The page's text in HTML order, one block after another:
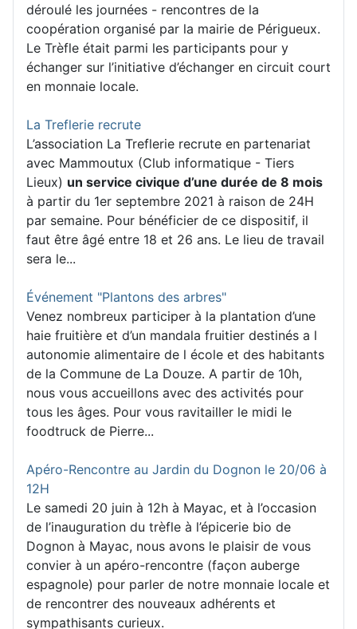
déroulé les journées - rencontres de la
coopération organisé par la mairie de Périgueux.
Le Trèfle était parmi les participants pour y
échanger sur l’initiative d’échanger en circuit court
en monnaie locale.
La Treflerie recrute
L’association La Treflerie recrute en partenariat
avec Mammoutux (Club informatique - Tiers
Lieux) un service civique d’une durée de 8 mois
à partir du 1er septembre 2021 à raison de 24H
par semaine. Pour bénéficier de ce dispositif, il
faut être âgé entre 18 et 26 ans. Le lieu de travail
sera le...
Événement "Plantons des arbres"
Venez nombreux participer à la plantation d’une
haie fruitière et d’un mandala fruitier destinés a l
autonomie alimentaire de l école et des habitants
de la Commune de La Douze. A partir de 10h,
nous vous accueillons avec des activités pour
tous les âges. Pour vous ravitailler le midi le
foodtruck de Pierre...
Apéro-Rencontre au Jardin du Dognon le 20/06 à
12H
Le samedi 20 juin à 12h à Mayac, et à l’occasion
de l’inauguration du trèfle à l’épicerie bio de
Dognon à Mayac, nous avons le plaisir de vous
convier à un apéro-rencontre (façon auberge
espagnole) pour parler de notre monnaie locale et
de rencontrer des nouveaux adhérents et
sympathisants curieux.